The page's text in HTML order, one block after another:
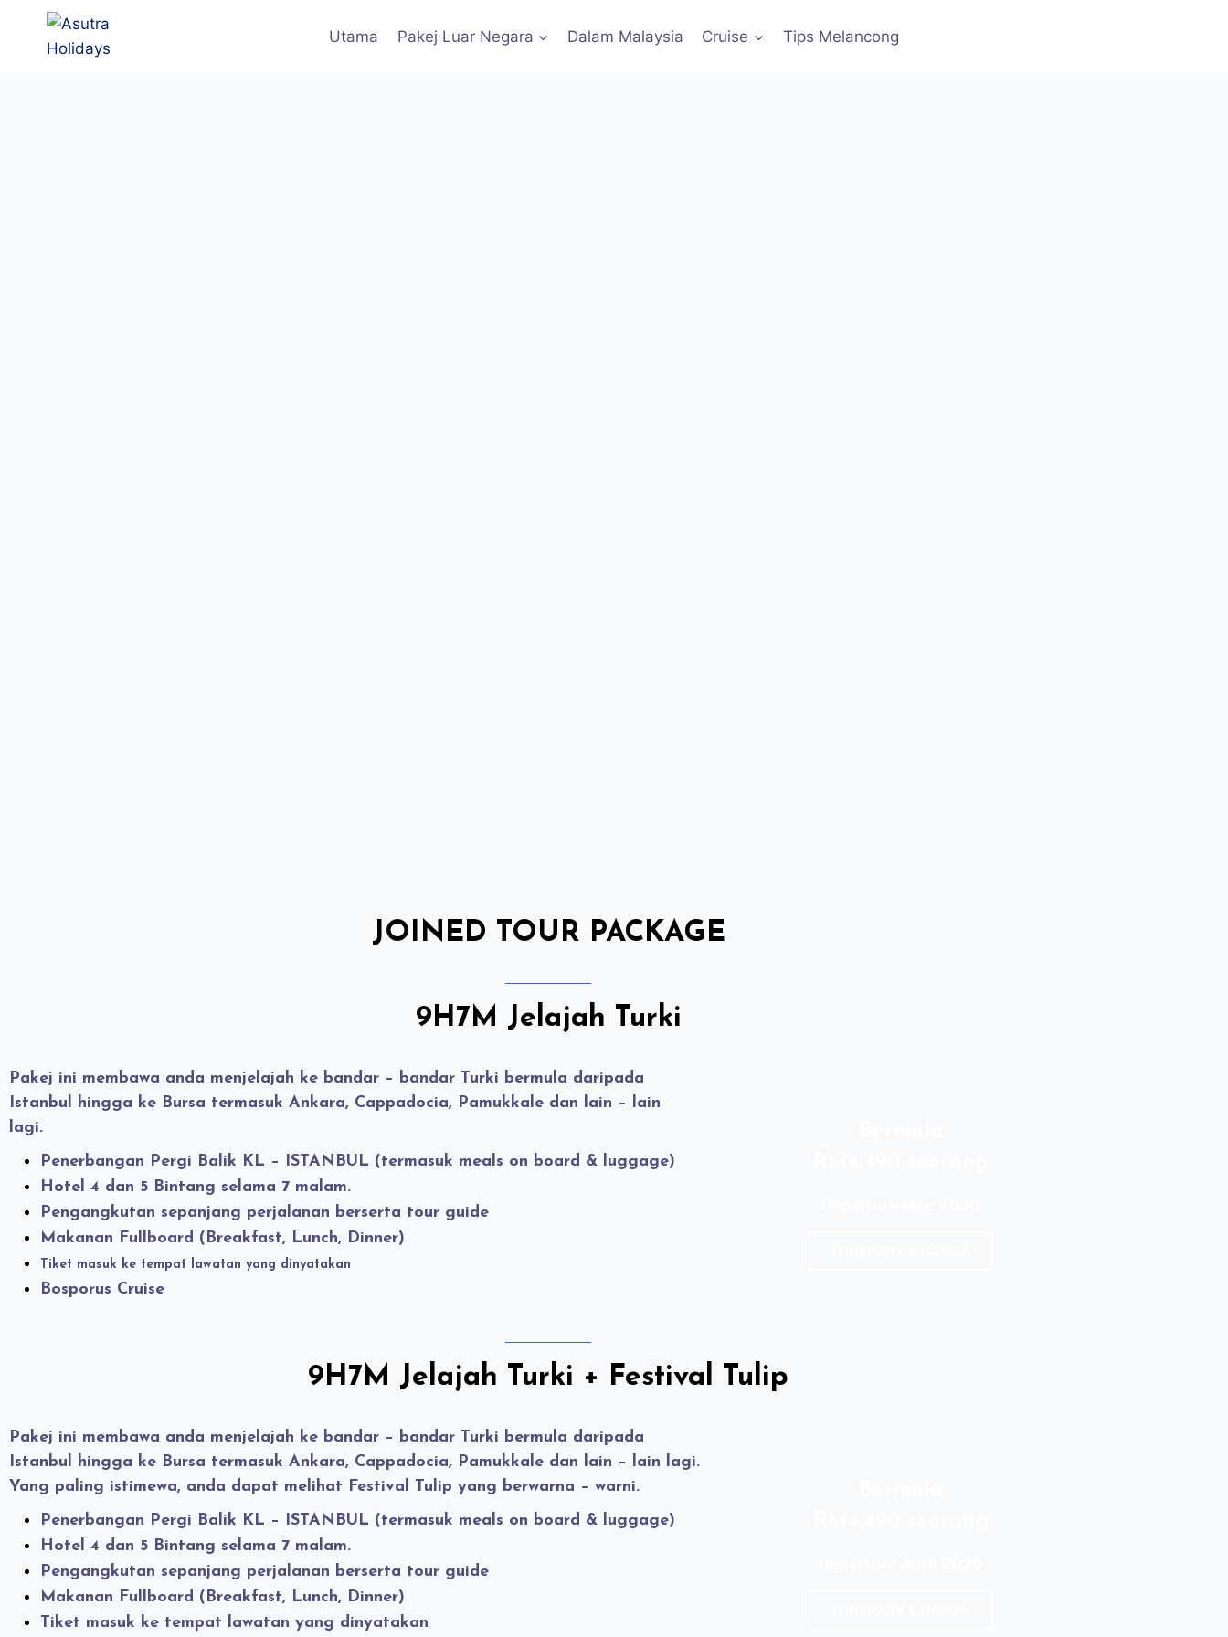
Utama Pakej Luar Negara Dalam Malaysia Cruise Tips Melancong
JOINED TOUR PACKAGE
9H7M Jelajah Turki
Pakej ini membawa anda menjelajah ke bandar – bandar Turki bermula daripada
Istanbul hingga ke Bursa termasuk Ankara, Cappadocia, Pamukkale dan lain – lain
lagi.
Penerbangan Pergi Balik KL – ISTANBUL (termasuk meals on board & luggage)
Hotel 4 dan 5 Bintang selama 7 malam.
Pengangkutan sepanjang perjalanan berserta tour guide
Makanan Fullboard (Breakfast, Lunch, Dinner)
Tiket masuk ke tempat lawatan yang dinyatakan
Bosporus Cruise
9H7M Jelajah Turki + Festival Tulip
Pakej ini membawa anda menjelajah ke bandar – bandar Turki bermula daripada
Istanbul hingga ke Bursa termasuk Ankara, Cappadocia, Pamukkale dan lain – lain lagi.
Yang paling istimewa, anda dapat melihat Festival Tulip yang berwarna – warni.
Penerbangan Pergi Balik KL – ISTANBUL (termasuk meals on board & luggage)
Hotel 4 dan 5 Bintang selama 7 malam.
Pengangkutan sepanjang perjalanan berserta tour guide
Makanan Fullboard (Breakfast, Lunch, Dinner)
Tiket masuk ke tempat lawatan yang dinyatakan